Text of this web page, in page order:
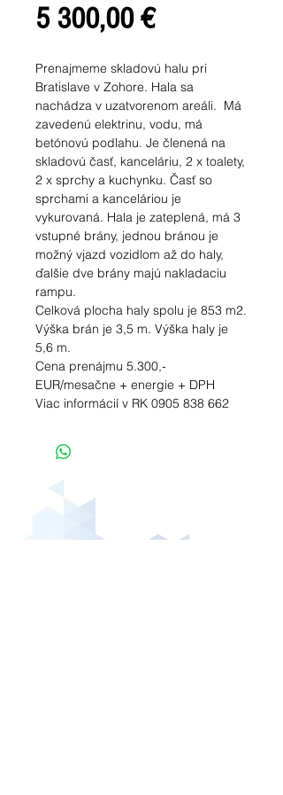
5 300,00 €Cena
Prenajmeme skladovú halu pri
Bratislave v Zohore. Hala sa
nachádza v uzatvorenom areáli. Má
zavedenú elektrinu, vodu, má
betónovú podlahu. Je členená na
skladovú časť, kanceláriu, 2 x toalety,
2 x sprchy a kuchynku. Časť so
sprchami a kanceláriou je
vykurovaná. Hala je zateplená, má 3
vstupné brány, jednou bránou je
možný vjazd vozidlom až do haly,
ďalšie dve brány majú nakladaciu
rampu.
Celková plocha haly spolu je 853 m2.
Výška brán je 3,5 m. Výška haly je
5,6 m.
Cena prenájmu 5.300,-
EUR/mesačne + energie + DPH
Viac informácií v RK 0905 838 662